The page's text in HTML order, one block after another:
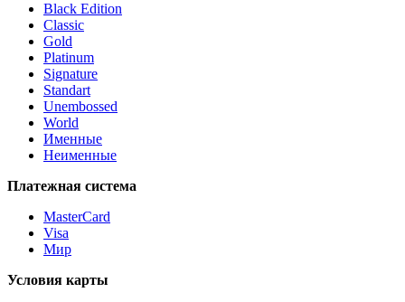
Black Edition
Classic
Gold
Platinum
Signature
Standart
Unembossed
World
Именные
Неименные
Платежная система
MasterCard
Visa
Мир
Условия карты